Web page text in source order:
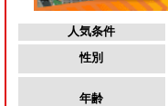
人気条件
性別
年齢